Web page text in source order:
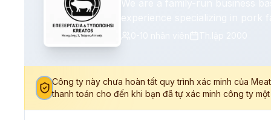
We are a family-run business
experience specializing in pork
goal is to combine traditional
Công ty này chưa hoàn tất quy trình xác minh của
thanh toán cho đến khi bạn đã tự xác minh công ty